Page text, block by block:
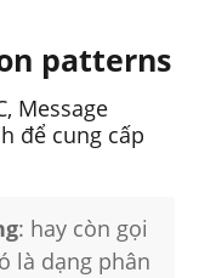
patterns
Message
để cung cấp
: hay còn gọi
là dạng phân